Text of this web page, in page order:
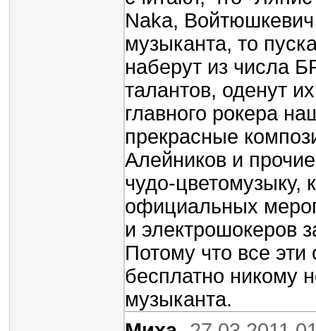
Naka,
музыканта, то
наберут из числа
талантов, оденут
главного рокера
прекрасные
Алейников и
чудо-цветомузыку,
официальных
и электрошокеров
Потому что все
бесплатно никому
музыканта.